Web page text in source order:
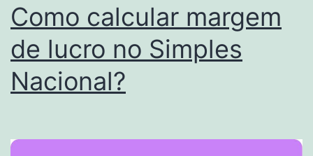
Como calcular margem
de lucro no Simples
Nacional?